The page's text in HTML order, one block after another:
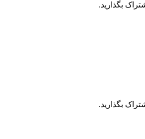
بگذارید.
بگذارید.